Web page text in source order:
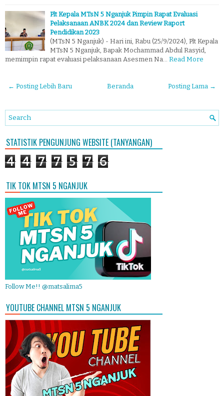
Plt Kepala MTsN 5 Nganjuk Pimpin Rapat Evaluasi
Pelaksanaan ANBK 2024 dan Review Raport
Pendidikan 2023
(MTsN 5 Nganjuk) - Hari ini, Rabu (25/9/2024), Plt Kepala
MTsN 5 Nganjuk, Bapak Mochammad Abdul Rasyid,
memimpin rapat evaluasi pelaksanaan Asesmen Na… Read More
← Posting Lebih Baru Posting Lama →
Beranda
STATISTIK PENGUNJUNG WEBSITE (TANYANGAN)
4 4 7 7 5 7 6
TIK TOK MTSN 5 NGANJUK
Follow Me!! @matsalima5
YOUTUBE CHANNEL MTSN 5 NGANJUK